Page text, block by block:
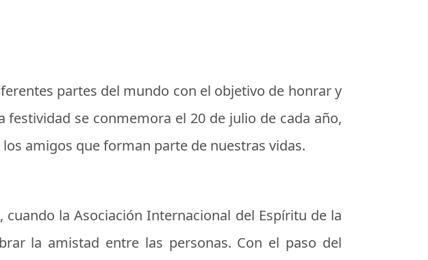
partes del mundo con el objetivo de honrar y
festividad se conmemora el 20 de julio de cada año,
amigos que forman parte de nuestras vidas.
cuando laAsociación Internacional del Espíritu de la
la amistad entre las personas. Con el paso del